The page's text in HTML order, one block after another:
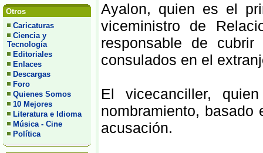
Otros
Caricaturas
Ciencia y
Tecnología
Editoriales
Enlaces
Descargas
Foro
Quienes Somos
10 Mejores
Literatura e Idioma
Música - Cine
Política
Ayalon, quien es el
viceministro de
responsable de
consulados en el
El vicecanciller,
nombramiento,
acusación.